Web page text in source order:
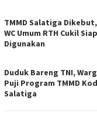
TMMD Salatiga
WC Umum RTH Cukil Siap
Digunakan
Duduk Bareng TNI,
Puji Program TMMD
Salatiga